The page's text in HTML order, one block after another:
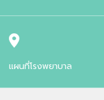
แผนที่โรงพยาบาล